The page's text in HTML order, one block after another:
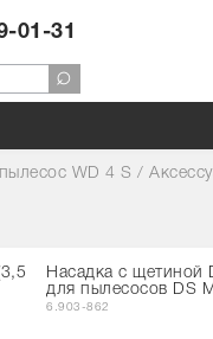
WD 4 S /
Насадка с щетиной
для пылесосов DS
6.903-862
01-31